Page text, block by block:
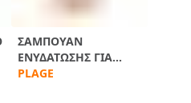
ΣΑΜΠΟΥΆΝ
ΕΝΥΔΆΤΩΣΗΣ ΓΙΑ
ΜΕΤΆ ΤΟΝ ΉΛΙΟ
PLAGE